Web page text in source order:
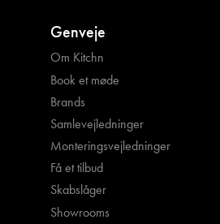
Genveje
Om Kitchn
Book et møde
Brands
Samlevejledninger
Monteringsvejledninger
Få et tilbud
Skabslåger
Showrooms